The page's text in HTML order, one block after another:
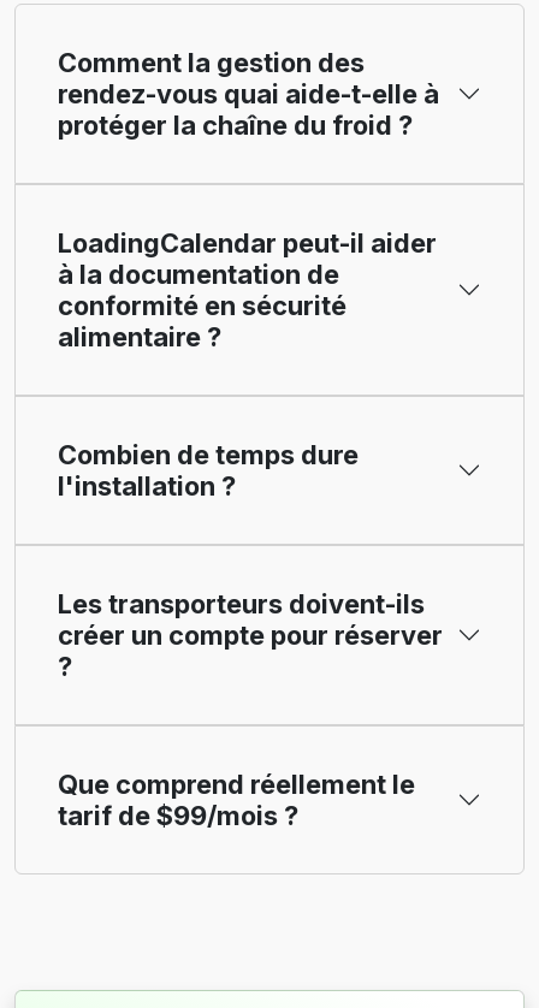
Comment la gestion des
rendez-vous quai aide-t-elle à
protéger la chaîne du froid ?
LoadingCalendar peut-il aider
à la documentation de
conformité en sécurité
alimentaire ?
Combien de temps dure
l'installation ?
Les transporteurs doivent-ils
créer un compte pour réserver
?
Que comprend réellement le
tarif de $99/mois ?